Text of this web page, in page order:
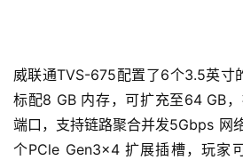
威联通TVS-675配置了6个3.5英寸
标配8 GB 内存，可扩充至64 GB
端口，支持链路聚合并发5Gbps 网
个PCle Gen3×4 扩展插槽，玩家